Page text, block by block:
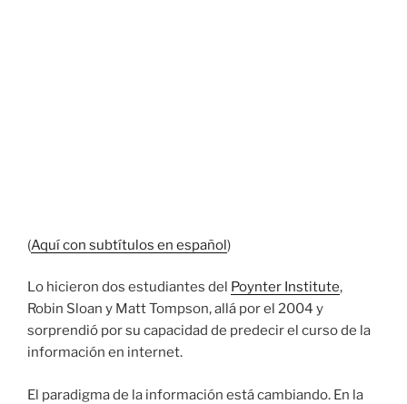
(Aquí con subtítulos en español)
Lo hicieron dos estudiantes del Poynter Institute,
Robin Sloan y Matt Tompson, allá por el 2004 y
sorprendió por su capacidad de predecir el curso de la
información en internet.
El paradigma de la información está cambiando. En la